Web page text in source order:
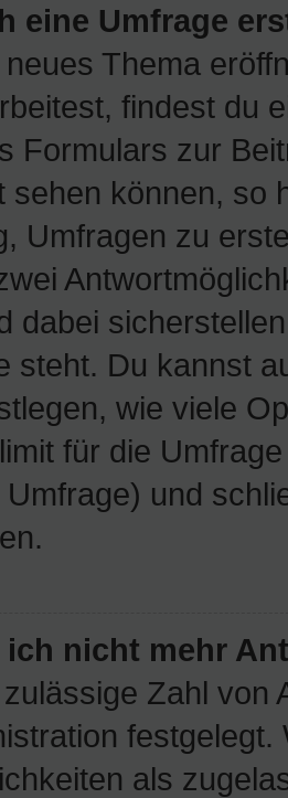
eine Umfrage
Thema
findest du
Formulars zur
sehen können, so
Umfragen zu
dabei
steht. Du kannst
wie viele
für die
und
ich nicht mehr
Zahl von
als